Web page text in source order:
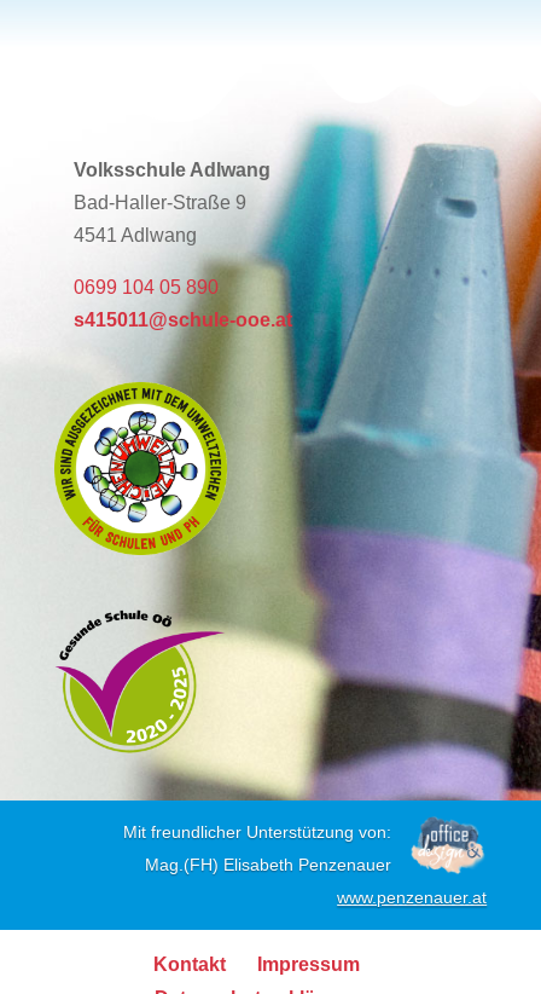
Volksschule Adlwang
Bad-Haller-Straße 9
4541 Adlwang
0699 104 05 890
s415011@schule-ooe.at
Mit freundlicher Unterstützung von:
Mag.(FH) Elisabeth Penzenauer
www.penzenauer.at
Kontakt
Impressum